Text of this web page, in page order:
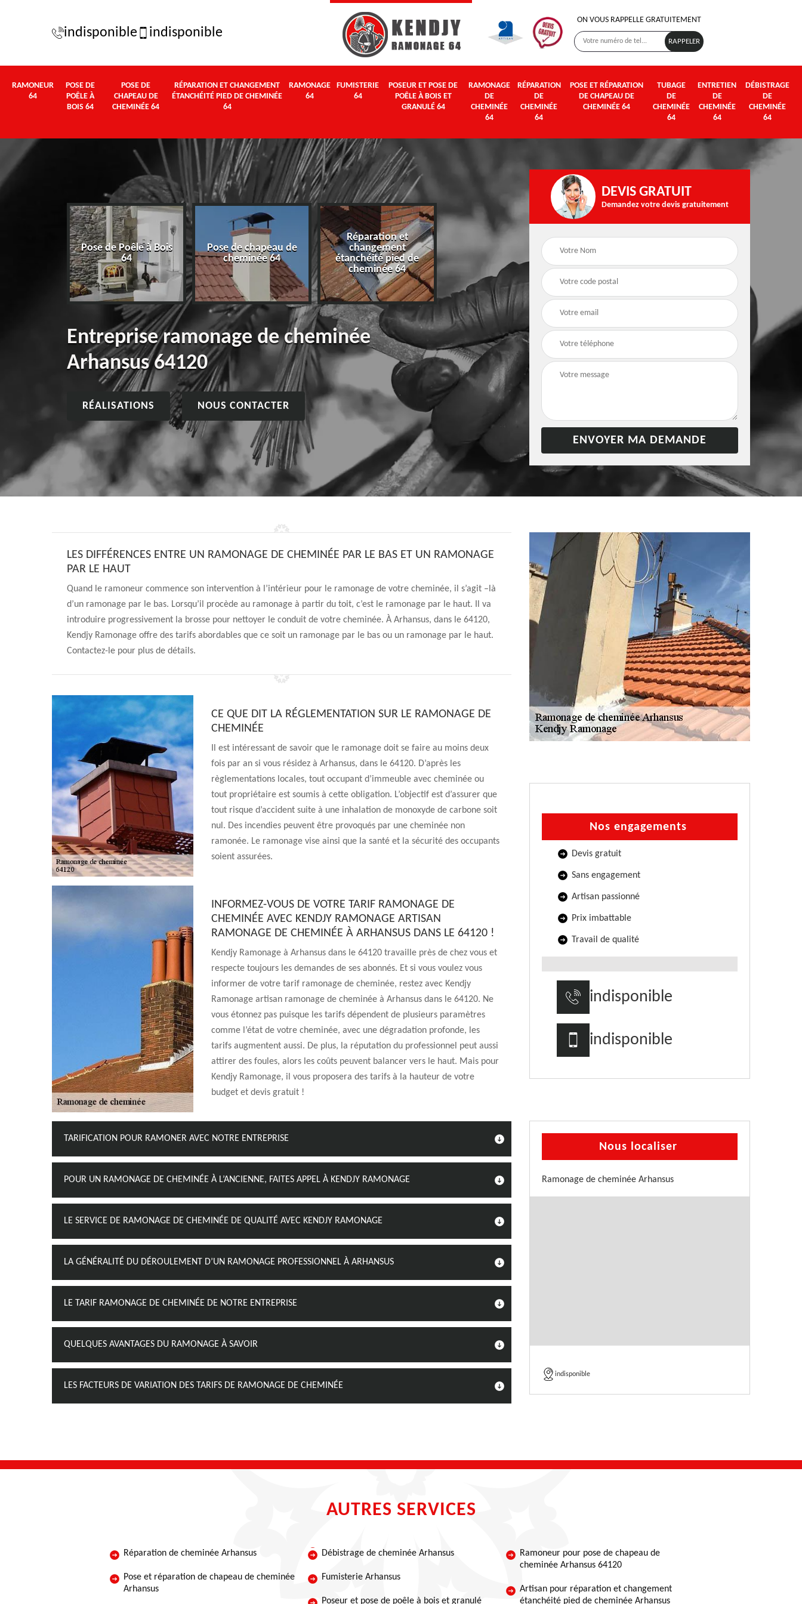
indisponible indisponible
ON VOUS RAPPELLE GRATUITEMENT
RAMONEUR
64
POSE DE
POÊLE À
BOIS 64
POSE DE
CHAPEAU DE
CHEMINÉE 64
RÉPARATION ET CHANGEMENT
ÉTANCHÉITÉ PIED DE CHEMINÉE
64
RAMONAGE
64
FUMISTERIE
64
POSEUR ET POSE DE
POÊLE À BOIS ET
GRANULÉ 64
RAMONAGE
DE
CHEMINÉE
64
RÉPARATION
DE
CHEMINÉE
64
POSE ET RÉPARATION
DE CHAPEAU DE
CHEMINÉE 64
TUBAGE
DE
CHEMINÉE
64
ENTRETIEN
DE
CHEMINÉE
64
DÉBISTRAGE
DE
CHEMINÉE
64
Pose de Poêle à Bois
64
Pose de chapeau de
cheminée 64
Réparation et
changement
étanchéité pied de
cheminée 64
Ramonage 64
Poseur et pose de
poêle à bois et
Entreprise ramonage de cheminée
Arhansus 64120
RÉALISATIONS NOUS CONTACTER
DEVIS GRATUIT
Demandez votre devis gratuitement
LES DIFFÉRENCES ENTRE UN RAMONAGE DE CHEMINÉE PAR LE BAS ET UN RAMONAGE
PAR LE HAUT
Quand le ramoneur commence son intervention à l’intérieur pour le ramonage de votre cheminée, il s’agit –là
d’un ramonage par le bas. Lorsqu’il procède au ramonage à partir du toit, c’est le ramonage par le haut. Il va
introduire progressivement la brosse pour nettoyer le conduit de votre cheminée. À Arhansus, dans le 64120,
Kendjy Ramonage offre des tarifs abordables que ce soit un ramonage par le bas ou un ramonage par le haut.
Contactez-le pour plus de détails.
CE QUE DIT LA RÉGLEMENTATION SUR LE RAMONAGE DE
CHEMINÉE
Il est intéressant de savoir que le ramonage doit se faire au moins deux
fois par an si vous résidez à Arhansus, dans le 64120. D’après les
règlementations locales, tout occupant d’immeuble avec cheminée ou
tout propriétaire est soumis à cette obligation. L’objectif est d’assurer que
tout risque d’accident suite à une inhalation de monoxyde de carbone soit
nul. Des incendies peuvent être provoqués par une cheminée non
ramonée. Le ramonage vise ainsi que la santé et la sécurité des occupants
soient assurées.
INFORMEZ-VOUS DE VOTRE TARIF RAMONAGE DE
CHEMINÉE AVEC KENDJY RAMONAGE ARTISAN
RAMONAGE DE CHEMINÉE À ARHANSUS DANS LE 64120 !
Kendjy Ramonage à Arhansus dans le 64120 travaille près de chez vous et
respecte toujours les demandes de ses abonnés. Et si vous voulez vous
informer de votre tarif ramonage de cheminée, restez avec Kendjy
Ramonage artisan ramonage de cheminée à Arhansus dans le 64120. Ne
vous étonnez pas puisque les tarifs dépendent de plusieurs paramètres
comme l’état de votre cheminée, avec une dégradation profonde, les
tarifs augmentent aussi. De plus, la réputation du professionnel peut aussi
attirer des foules, alors les coûts peuvent balancer vers le haut. Mais pour
Kendjy Ramonage, il vous proposera des tarifs à la hauteur de votre
budget et devis gratuit !
TARIFICATION POUR RAMONER AVEC NOTRE ENTREPRISE
POUR UN RAMONAGE DE CHEMINÉE À L’ANCIENNE, FAITES APPEL À KENDJY RAMONAGE
LE SERVICE DE RAMONAGE DE CHEMINÉE DE QUALITÉ AVEC KENDJY RAMONAGE
LA GÉNÉRALITÉ DU DÉROULEMENT D’UN RAMONAGE PROFESSIONNEL À ARHANSUS
LE TARIF RAMONAGE DE CHEMINÉE DE NOTRE ENTREPRISE
QUELQUES AVANTAGES DU RAMONAGE À SAVOIR
LES FACTEURS DE VARIATION DES TARIFS DE RAMONAGE DE CHEMINÉE
Nos engagements
Devis gratuit
Sans engagement
Artisan passionné
Prix imbattable
Travail de qualité
indisponible
indisponible
Nous localiser
Ramonage de cheminée Arhansus
indisponible
AUTRES SERVICES
Réparation de cheminée Arhansus
Pose et réparation de chapeau de cheminée
Arhansus
Débistrage de cheminée Arhansus
Fumisterie Arhansus
Poseur et pose de poêle à bois et granulé
Ramoneur pour pose de chapeau de
cheminée Arhansus 64120
Artisan pour réparation et changement
étanchéité pied de cheminée Arhansus